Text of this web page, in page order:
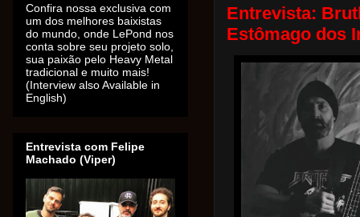
Entrevista:
Estômago dos
Confira nossa exclusiva com
um dos melhores baixistas
do mundo, onde LePond nos
conta sobre seu projeto solo,
sua paixão pelo Heavy Metal
tradicional e muito mais!
(Interview also Available in
English)
Entrevista com Felipe
Machado (Viper)